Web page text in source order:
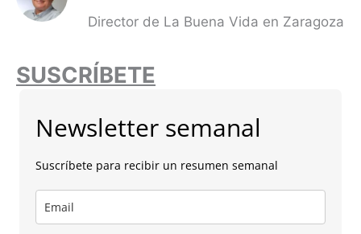
Director de La Buena Vida en Zaragoza
SUSCRÍBETE
Newsletter semanal
Suscríbete para recibir un resumen semanal